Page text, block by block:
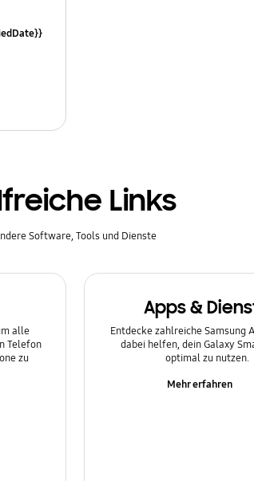
Links
Software, Tools und Dienste
alle
Telefon
zu
Apps &
Entdecke zahlreiche Samsung
dabei helfen, dein Galaxy
optimal zu nutzen.
Mehr erfahren